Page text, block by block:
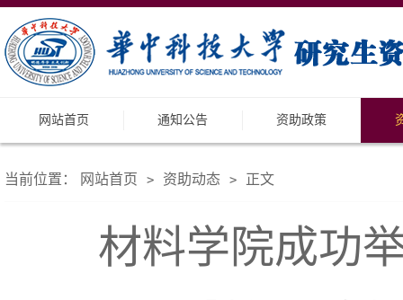
网站首页 通知公告 资助政策
当前位置： 网站首页 > 资助动态 > 正文
材料学院成功